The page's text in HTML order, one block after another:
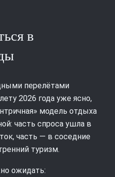
в
перелётами
2026 года уже ясно,
модель отдыха
часть спроса ушла в
часть — в соседние
туризм.
ожидать: